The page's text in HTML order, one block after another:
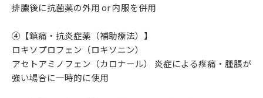
排膿後に抗菌薬の外用 or 内服を併用
④【鎮痛・抗炎症薬（補助療法）】
ロキソプロフェン（ロキソニン）
アセトアミノフェン（カロナール） 炎症による疼痛・腫脹が
強い場合に一時的に使用